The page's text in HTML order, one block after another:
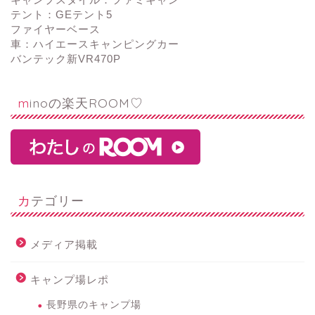
テント：GEテント5
ファイヤーベース
車：ハイエースキャンピングカー
バンテック新VR470P
minoの楽天ROOM♡
カテゴリー
メディア掲載
キャンプ場レポ
長野県のキャンプ場